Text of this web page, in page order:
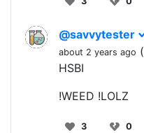
@savvytester
about 2 years ago (
HSBI
!WEED !LOLZ
3 0